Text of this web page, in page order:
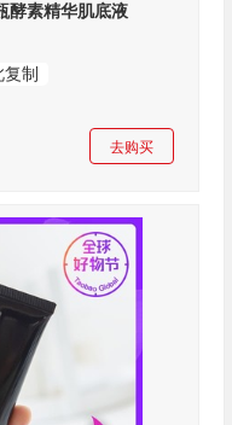
酵素精华肌底液
复制
去购买